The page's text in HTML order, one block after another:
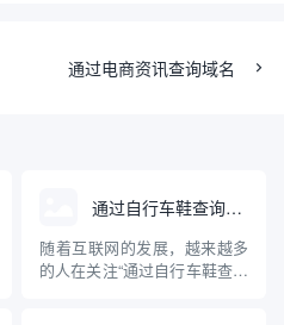
通过电商资讯查询域名
通过自行车鞋查询域名
随着互联网的发展，越来越多
的人在关注“通过自行车鞋查询